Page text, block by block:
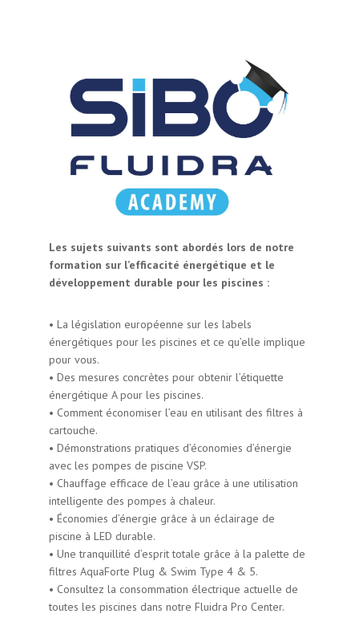
Les sujets suivants sont abordés lors de notre
formation sur l’efficacité énergétique et le
développement durable pour les piscines :
• La législation européenne sur les labels
énergétiques pour les piscines et ce qu’elle implique
pour vous.
• Des mesures concrètes pour obtenir l’étiquette
énergétique A pour les piscines.
• Comment économiser l’eau en utilisant des filtres à
cartouche.
• Démonstrations pratiques d’économies d’énergie
avec les pompes de piscine VSP.
• Chauffage efficace de l’eau grâce à une utilisation
intelligente des pompes à chaleur.
• Économies d’énergie grâce à un éclairage de
piscine à LED durable.
• Une tranquillité d’esprit totale grâce à la palette de
filtres AquaForte Plug & Swim Type 4 & 5.
• Consultez la consommation électrique actuelle de
toutes les piscines dans notre Fluidra Pro Center.